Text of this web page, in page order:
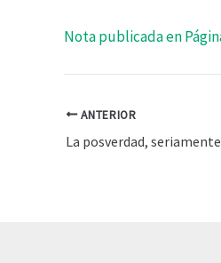
Nota publicada en
ANTERIOR
La posverdad,